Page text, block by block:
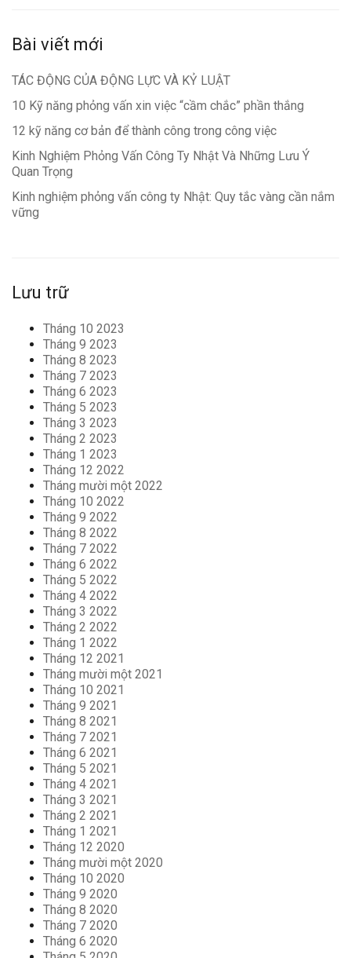
Bài viết mới
TÁC ĐỘNG CỦA ĐỘNG LỰC VÀ KỶ LUẬT
10 Kỹ năng phỏng vấn xin việc “cầm chắc” phần thắng
12 kỹ năng cơ bản để thành công trong công việc
Kinh Nghiệm Phỏng Vấn Công Ty Nhật Và Những Lưu Ý
Quan Trọng
Kinh nghiệm phỏng vấn công ty Nhật: Quy tắc vàng cần nắm
vững
Lưu trữ
Tháng 10 2023
Tháng 9 2023
Tháng 8 2023
Tháng 7 2023
Tháng 6 2023
Tháng 5 2023
Tháng 3 2023
Tháng 2 2023
Tháng 1 2023
Tháng 12 2022
Tháng mười một 2022
Tháng 10 2022
Tháng 9 2022
Tháng 8 2022
Tháng 7 2022
Tháng 6 2022
Tháng 5 2022
Tháng 4 2022
Tháng 3 2022
Tháng 2 2022
Tháng 1 2022
Tháng 12 2021
Tháng mười một 2021
Tháng 10 2021
Tháng 9 2021
Tháng 8 2021
Tháng 7 2021
Tháng 6 2021
Tháng 5 2021
Tháng 4 2021
Tháng 3 2021
Tháng 2 2021
Tháng 1 2021
Tháng 12 2020
Tháng mười một 2020
Tháng 10 2020
Tháng 9 2020
Tháng 8 2020
Tháng 7 2020
Tháng 6 2020